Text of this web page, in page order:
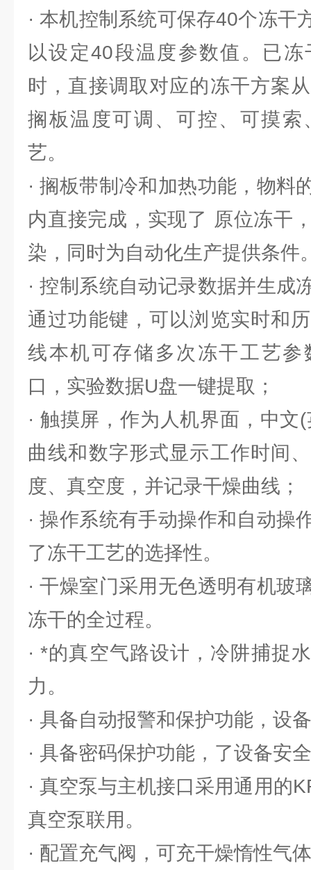
· 本机控制系统可保存40个冻干
以设定40段温度参数值。已
时，直接调取对应的冻干方案
搁板温度可调、可控、可摸索
艺。
· 搁板带制冷和加热功能，物料
内直接完成，实现了 原位冻干
染，同时为自动化生产提供条件
· 控制系统自动记录数据并生成
通过功能键，可以浏览实时和
线本机可存储多次冻干工艺参
口，实验数据U盘一键提取；
· 触摸屏，作为人机界面，中文
曲线和数字形式显示工作时间
度、真空度，并记录干燥曲线；
· 操作系统有手动操作和自动操
了冻干工艺的选择性。
· 干燥室门采用无色透明有机玻
冻干的全过程。
· *的真空气路设计，冷阱捕捉
力。
· 具备自动报警和保护功能，设
· 具备密码保护功能，了设备安
· 真空泵与主机接口采用通用的
真空泵联用。
· 配置充气阀，可充干燥惰性气